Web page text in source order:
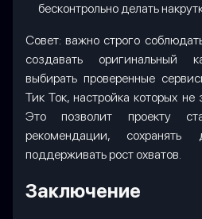
бесконтрольно делать
Совет: важно строго
создавать оригинальный
выбирать проверенные
Тик Ток, настройка которых
Это позволит проекту
рекомендации,
поддерживать рост охватов.
Заключение